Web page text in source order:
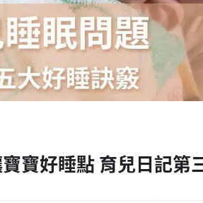
寶好睡點 育兒日記第